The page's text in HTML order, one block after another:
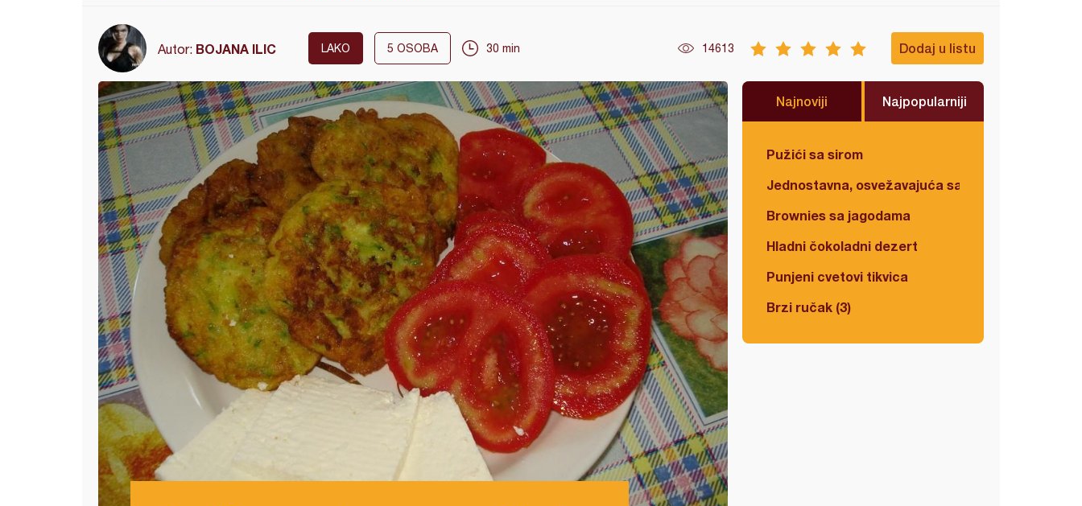
Autor: BOJANA ILIC LAKO 5 OSOBA 30 min 14613 Dodaj u listu
Najnoviji Najpopularniji
Pužići sa sirom
Jednostavna, osvežavajuća salata
Brownies sa jagodama
Hladni čokoladni dezert
Punjeni cvetovi tikvica
Brzi ručak (3)